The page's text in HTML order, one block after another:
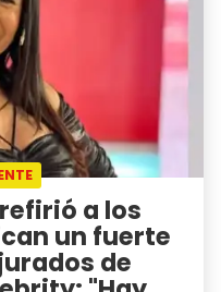
a los
un fuerte
de